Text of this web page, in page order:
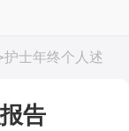
护士年终个人述
告